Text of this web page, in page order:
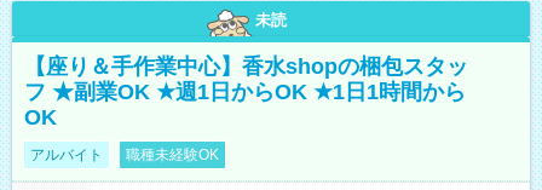
未読
【座り＆手作業中心】香水shopの梱包スタッ
フ ★副業OK ★週1日からOK ★1日1時間から
OK
アルバイト 職種未経験OK